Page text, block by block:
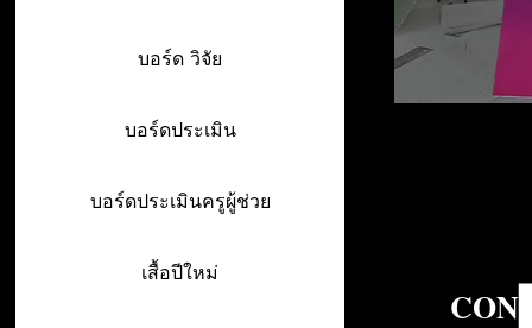
บอร์ด วิจัย
บอร์ดประเมิน
บอร์ดประเมินครูผู้ช่วย
เสื้อปีใหม่